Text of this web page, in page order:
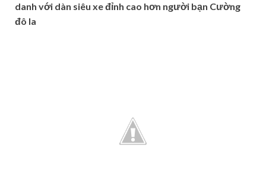
danh với dàn siêu xe đỉnh cao hơn người bạn Cường
đô la